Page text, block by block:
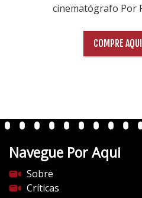
cinematógrafo Por
COMPRE
Navegue Por Aqui
Sobre
Críticas